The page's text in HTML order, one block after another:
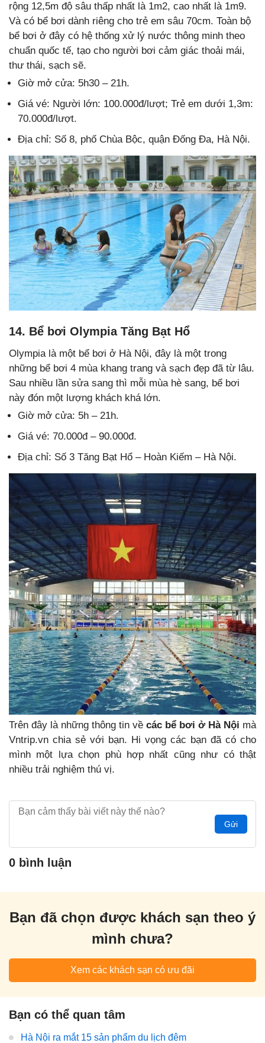
rộng 12,5m độ sâu thấp nhất là 1m2, cao nhất là 1m9.
Và có bể bơi dành riêng cho trẻ em sâu 70cm. Toàn bộ
bể bơi ở đây có hệ thống xử lý nước thông minh theo
chuẩn quốc tế, tạo cho người bơi cảm giác thoải mái,
thư thái, sạch sẽ.
Giờ mở cửa: 5h30 – 21h.
Giá vé: Người lớn: 100.000đ/lượt; Trẻ em dưới 1,3m:
70.000đ/lượt.
Địa chỉ: Số 8, phố Chùa Bộc, quận Đống Đa, Hà Nội.
14. Bể bơi Olympia Tăng Bạt Hổ
Olympia là một bể bơi ở Hà Nội, đây là một trong
những bể bơi 4 mùa khang trang và sạch đẹp đã từ lâu.
Sau nhiều lần sửa sang thì mỗi mùa hè sang, bể bơi
này đón một lượng khách khá lớn.
Giờ mở cửa: 5h – 21h.
Giá vé: 70.000đ – 90.000đ.
Địa chỉ: Số 3 Tăng Bạt Hổ – Hoàn Kiếm – Hà Nội.
Trên đây là những thông tin về các bể bơi ở Hà Nội mà
Vntrip.vn chia sẻ với bạn. Hi vọng các bạn đã có cho
mình một lựa chọn phù hợp nhất cũng như có thật
nhiều trải nghiệm thú vị.
Gửi
0 bình luận
Bạn đã chọn được khách sạn theo ý
mình chưa?
Xem các khách sạn có ưu đãi
Bạn có thể quan tâm
Hà Nội ra mắt 15 sản phẩm du lịch đêm